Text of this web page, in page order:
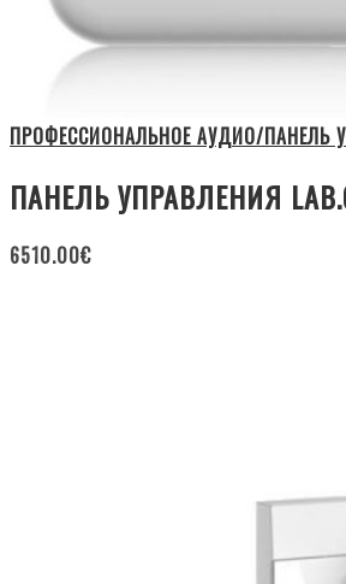
ПРОФЕССИОНАЛЬНОЕ АУДИО/ПАНЕЛЬ
ПАНЕЛЬ УПРАВЛЕНИЯ
6510.00€